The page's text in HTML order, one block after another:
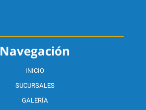
Navegación
INICIO
SUCURSALES
GALERÍA